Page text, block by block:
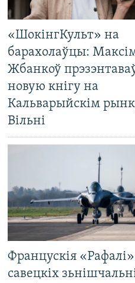
«ШокінгКульт» на
барахолаўцы:
Жбанкоў
новую кнігу на
Кальварыйскім
Вільні
Францускія
савецкіх